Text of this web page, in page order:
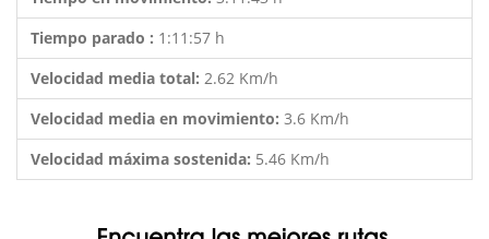
Tiempo parado : 1:11:57 h
Velocidad media total: 2.62 Km/h
Velocidad media en movimiento: 3.6 Km/h
Velocidad máxima sostenida: 5.46 Km/h